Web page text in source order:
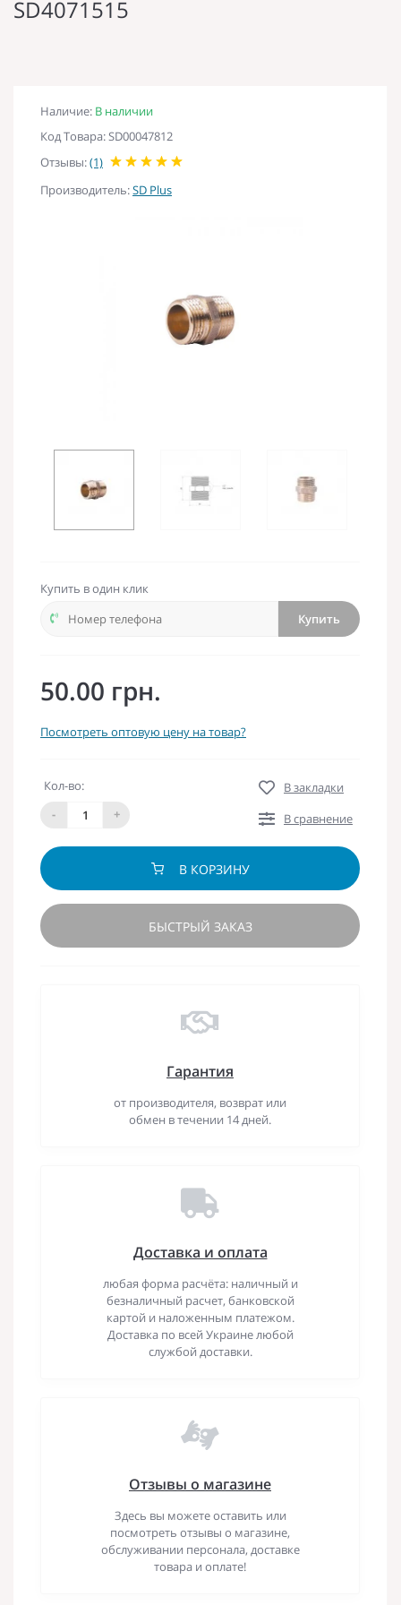
SD4071515
Наличие: В наличии
Код Товара: SD00047812
Отзывы:(1)
Производитель:SD Plus
Купить в один клик
Купить
50.00 грн.
Посмотреть оптовую цену на товар?
Кол-во:
-
+
В закладки
В сравнение
В КОРЗИНУ
БЫСТРЫЙ ЗАКАЗ
Гарантия
от производителя, возврат или
обмен в течении 14 дней.
Доставка и оплата
любая форма расчёта: наличный и
безналичный расчет, банковской
картой и наложенным платежом.
Доставка по всей Украине любой
службой доставки.
Отзывы о магазине
Здесь вы можете оставить или
посмотреть отзывы о магазине,
обслуживании персонала, доставке
товара и оплате!